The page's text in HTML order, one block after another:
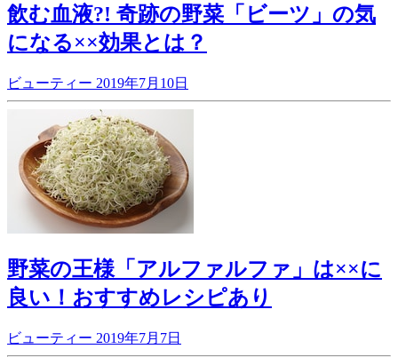
飲む血液?! 奇跡の野菜「ビーツ」の気
になる××効果とは？
ビューティー 2019年7月10日
野菜の王様「アルファルファ」は××に
良い！おすすめレシピあり
ビューティー 2019年7月7日